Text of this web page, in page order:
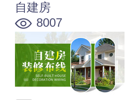
自建房
8007